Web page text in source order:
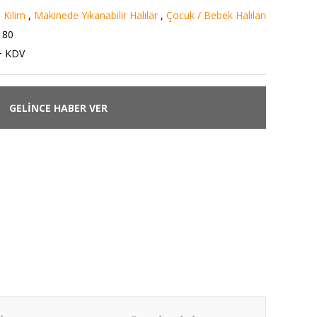
Kilim , Makinede Yıkanabilir Halılar , Çocuk / Bebek Halıları
KDV
GELİNCE HABER VER